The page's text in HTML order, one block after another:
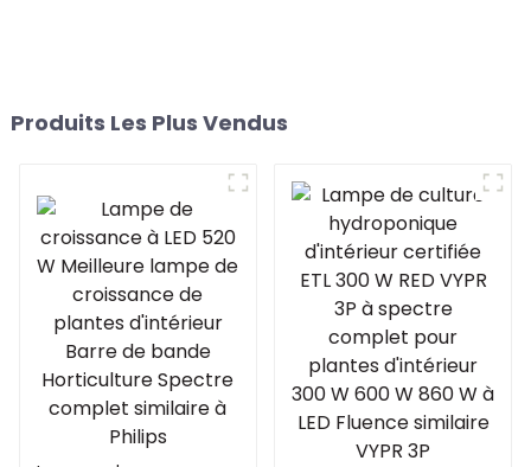
Produits Les Plus Vendus